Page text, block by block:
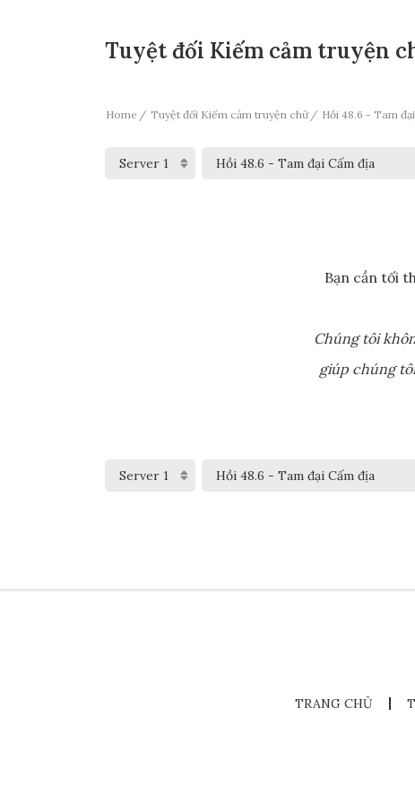
Tuyệt đối Kiếm cảm truyện
Home Tuyệt đối Kiếm cảm truyện chữ Hồi 48.6 - Tam
Bạn cần tối
Chúng tôi
giúp chúng
TRANG CHỦ